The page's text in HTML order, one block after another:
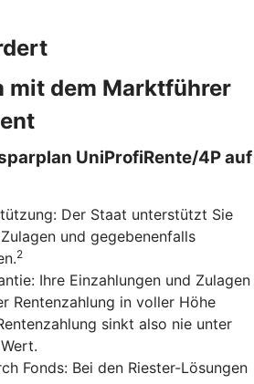
mit dem Marktführer
UniProfiRente/4P auf
Der Staat unterstützt Sie
und gegebenenfalls
2
Ihre Einzahlungen und Zulagen
Rentenzahlung in voller Höhe
sinkt also nie unter
Fonds: Bei den Riester-Lösungen